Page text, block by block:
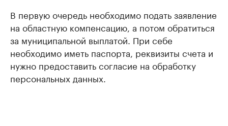
В первую очередь необходимо подать заявление
на областную компенсацию, а потом обратиться
за муниципальной выплатой. При себе
необходимо иметь паспорта, реквизиты счета и
нужно предоставить согласие на обработку
персональных данных.